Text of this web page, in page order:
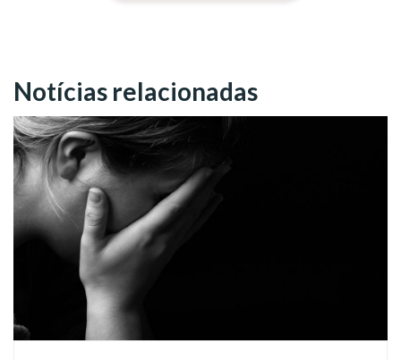
bacteriana aos 23 anos — o que lhe causou a perda da fala, da
visão e da audição. Diante do quadro, iniciou o desafio de
adaptação da família. Com muito esforço e o auxílio de
poucas pessoas, nem sempre disponíveis, a devotada mãe faz
o máximo para oferecer uma vida digna a ele.
Em meio a esse sofrimento, ela conheceu a Religião de Deus,
do Cristo e do Espírito Santo, por meio da
Vontade de Comunicação
Notícias relacionadas